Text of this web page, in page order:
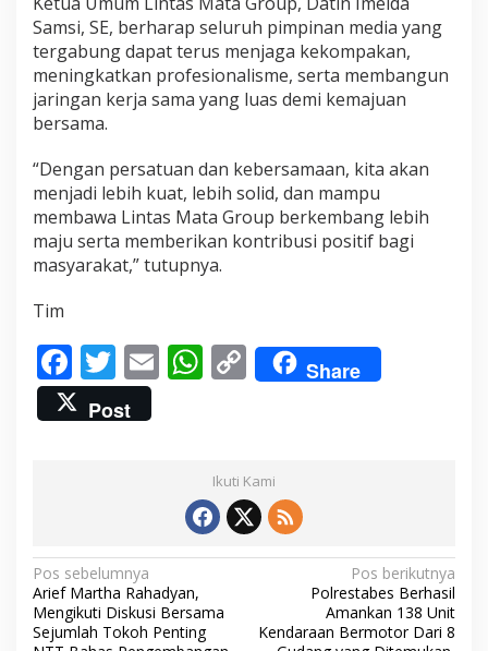
Samsi, SE, berharap seluruh pimpinan media yang
tergabung dapat terus menjaga kekompakan,
meningkatkan profesionalisme, serta membangun
jaringan kerja sama yang luas demi kemajuan
bersama.
“Dengan persatuan dan kebersamaan, kita akan
menjadi lebih kuat, lebih solid, dan mampu
membawa Lintas Mata Group berkembang lebih
maju serta memberikan kontribusi positif bagi
masyarakat,” tutupnya.
Tim
F
ac
e
k
T
w
itt
E W
s
A
p
p
C
o
y
Li
n
k
Share
Post
Ikuti Kami
N
a
v
Pos sebelumnya
Arief Martha Rahadyan,
Mengikuti Diskusi Bersama
Sejumlah Tokoh Penting
Pos berikutnya
Polrestabes Berhasil
Amankan 138 Unit
Kendaraan Bermotor Dari 8